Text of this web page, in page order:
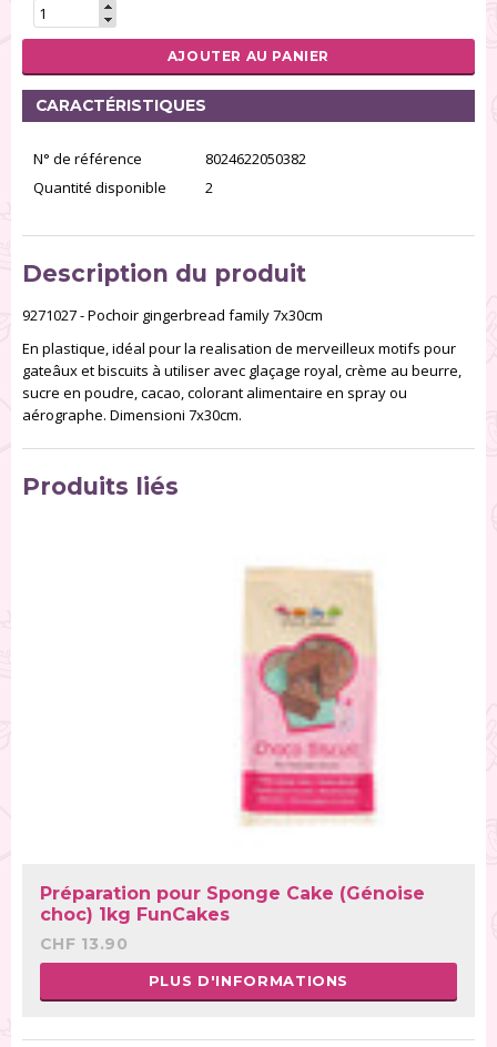
AJOUTER AU PANIER
CARACTÉRISTIQUES
N° de référence
8024622050382
Quantité disponible
2
Description du produit
9271027 - Pochoir gingerbread family 7x30cm
En plastique, idéal pour la realisation de merveilleux motifs pour
gateâux et biscuits à utiliser avec glaçage royal, crème au beurre,
sucre en poudre, cacao, colorant alimentaire en spray ou
aérographe. Dimensioni 7x30cm.
Produits liés
Préparation pour Sponge Cake (Génoise
choc) 1kg FunCakes
CHF 13.90
PLUS D'INFORMATIONS